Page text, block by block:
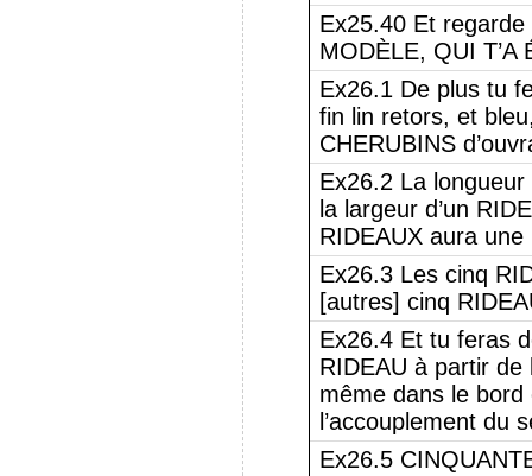
Ex25.40 Et regarde
MODÈLE, QUI T’A
Ex26.1 De plus tu
fin lin retors, et
CHERUBINS
Ex26.2 La
la largeur d’un
RIDEAUX aura une
Ex26.3 Les cinq
[autres] cinq
Ex26.4 Et tu feras
RIDEAU à partir de
même dans le bord
l’accouplement du
Ex26.5